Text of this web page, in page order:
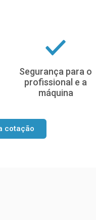
Segurança para o
profissional e a
máquina
cotação